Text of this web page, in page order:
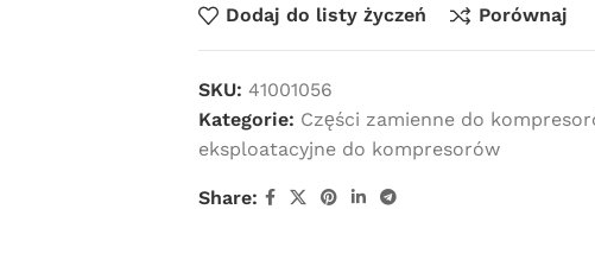
Dodaj do listy życzeń Porównaj
SKU: 41001056
Kategorie: Części zamienne do
eksploatacyjne do kompresorów
Share: